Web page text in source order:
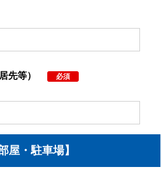
先等） 必須
屋・駐車場】